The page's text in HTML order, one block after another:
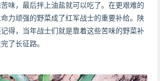
味，最后拌上油盐就可以吃了。在更艰难的
力顽强的野菜成了红军战士的重要补给。陕
得，当年战士们就是靠着这些苦味的野菜补
了长征路。